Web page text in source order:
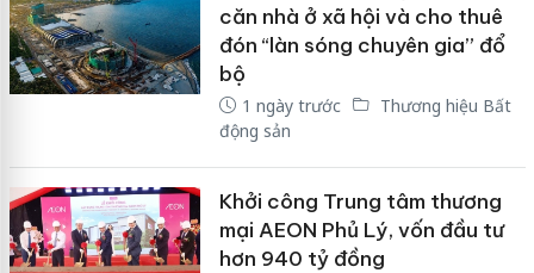
căn nhà ở xã hội và cho thuê
đón “làn sóng chuyên gia” đổ
bộ
1 ngày trước
Thương hiệu Bất
động sản
Khởi công Trung tâm thương
mại AEON Phủ Lý, vốn đầu tư
hơn 940 tỷ đồng